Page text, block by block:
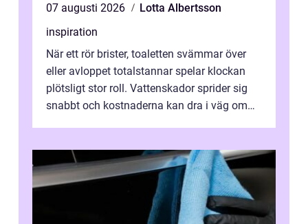
07 augusti 2026
Lotta Albertsson
inspiration
När ett rör brister, toaletten svämmar över
eller avloppet totalstannar spelar klockan
plötsligt stor roll. Vattenskador sprider sig
snabbt och kostnaderna kan dra i väg om